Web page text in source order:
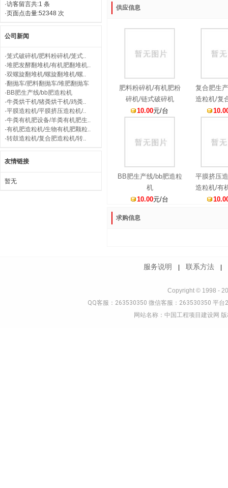
·访客留言共:1 条
·页面点击量:52348 次
公司新闻
·笼式破碎机/肥料粉碎机/笼式..
·堆肥发酵翻堆机/有机肥翻堆机..
·双螺旋翻堆机/螺旋翻堆机/螺..
·翻抛车/肥料翻抛车/堆肥翻抛车
· BB肥生产线/bb肥造粒机
·牛粪烘干机/猪粪烘干机/鸡粪..
·平膜造粒机/平膜挤压造粒机/..
·牛粪有机肥设备/羊粪有机肥生..
·有机肥造粒机/生物有机肥颗粒..
·转鼓造粒机/复合肥造粒机/转..
友情链接
暂无
供应信息
肥料粉碎机/有机肥粉
碎机/链式破碎机
10.00元/台
复合肥生
造粒机/复
BB肥生产线/bb肥造粒
机
10.00元/台
平膜挤压
造粒机/有
粒
求购信息
服务说明 联系方法
Copyright © 1998 -
QQ客服：263530350 微信客服：263530350 平
网站名称：中国工程项目建设网